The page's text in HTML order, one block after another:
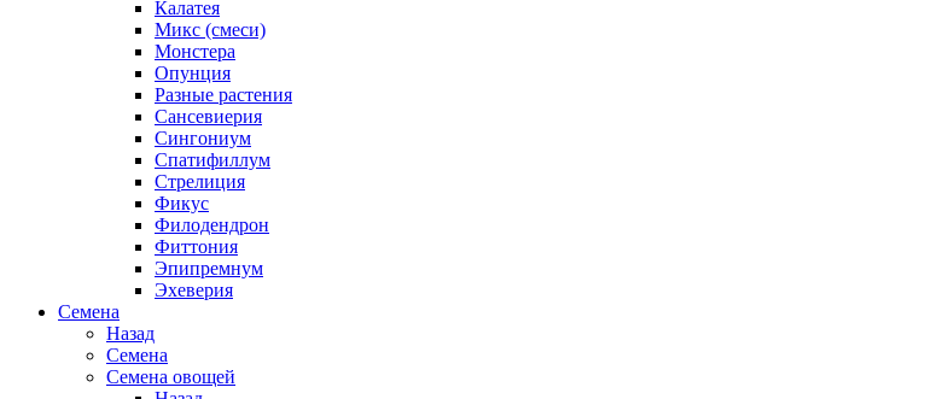
Калатея
Микс (смеси)
Монстера
Опунция
Разные растения
Сансевиерия
Сингониум
Спатифиллум
Стрелиция
Фикус
Филодендрон
Фиттония
Эпипремнум
Эхеверия
Семена
Назад
Семена
Семена овощей